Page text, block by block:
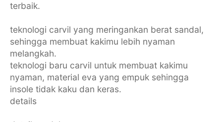
terbaik.
teknologi carvil yang meringankan berat sandal,
sehingga membuat kakimu lebih nyaman
melangkah.
teknologi baru carvil untuk membuat kakimu
nyaman, material eva yang empuk sehingga
insole tidak kaku dan keras.
details